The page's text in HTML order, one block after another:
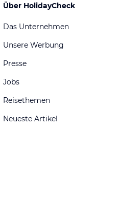
Über HolidayCheck
Das Unternehmen
Unsere Werbung
Presse
Jobs
Reisethemen
Neueste Artikel